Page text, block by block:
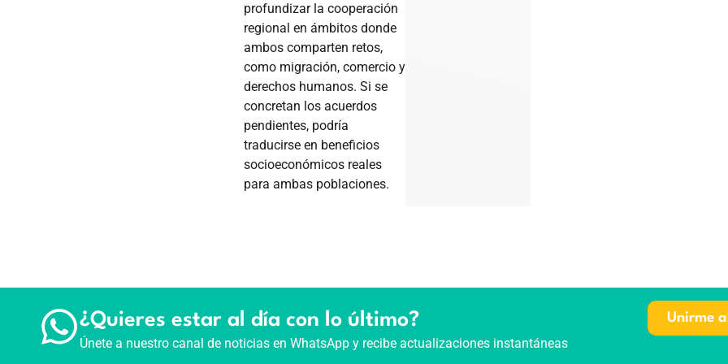
profundizar la cooperación
regional en ámbitos donde
ambos comparten retos,
como migración, comercio y
derechos humanos. Si se
concretan los acuerdos
pendientes, podría
traducirse en beneficios
socioeconómicos reales
para ambas poblaciones.
¿Quieres estar al día con lo último?
Únete a nuestro canal de noticias en WhatsApp y recibe actualizaciones instantáneas
Unirme